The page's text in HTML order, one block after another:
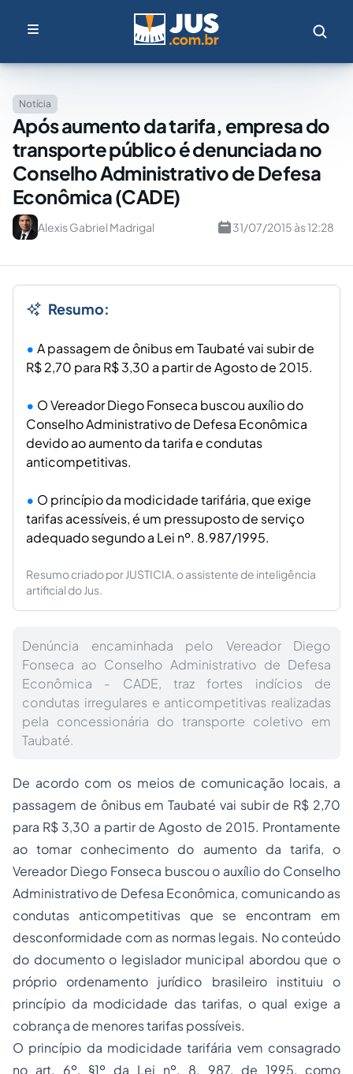
Notícia
Após aumento da tarifa, empresa do
transporte público é denunciada no
Conselho Administrativo de Defesa
Econômica (CADE)
Alexis Gabriel Madrigal 31/07/2015 às 12:28
Resumo:
A passagem de ônibus em Taubaté vai subir de
R$ 2,70 para R$ 3,30 a partir de Agosto de 2015.
O Vereador Diego Fonseca buscou auxílio do
Conselho Administrativo de Defesa Econômica
devido ao aumento da tarifa e condutas
anticompetitivas.
O princípio da modicidade tarifária, que exige
tarifas acessíveis, é um pressuposto de serviço
adequado segundo a Lei nº. 8.987/1995.
Resumo criado por JUSTICIA, o assistente de inteligência
artificial do Jus.
Denúncia encaminhada pelo Vereador Diego
Fonseca ao Conselho Administrativo de Defesa
Econômica - CADE, traz fortes indícios de
condutas irregulares e anticompetitivas realizadas
pela concessionária do transporte coletivo em
Taubaté.
De acordo com os meios de comunicação locais, a
passagem de ônibus em Taubaté vai subir de R$ 2,70
para R$ 3,30 a partir de Agosto de 2015. Prontamente
ao tomar conhecimento do aumento da tarifa, o
Vereador Diego Fonseca buscou o auxílio do Conselho
Administrativo de Defesa Econômica, comunicando as
condutas anticompetitivas que se encontram em
desconformidade com as normas legais. No conteúdo
do documento o legislador municipal abordou que o
próprio ordenamento jurídico brasileiro instituiu o
princípio da modicidade das tarifas, o qual exige a
cobrança de menores tarifas possíveis.
O princípio da modicidade tarifária vem consagrado
no art. 6º, §1º da Lei nº. 8. 987, de 1995, como